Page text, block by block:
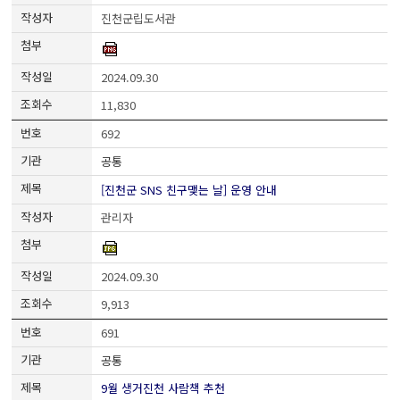
진천군립도서관
2024.09.30
11,830
692
공통
[진천군 SNS 친구맺는 날] 운영 안내
관리자
2024.09.30
9,913
691
공통
9월 생거진천 사람책 추천